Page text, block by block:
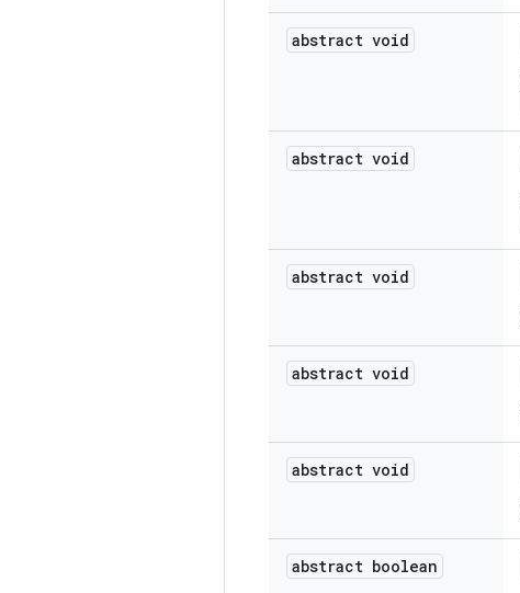
abstract void
abstract void
abstract void
abstract void
abstract void
abstract boolean